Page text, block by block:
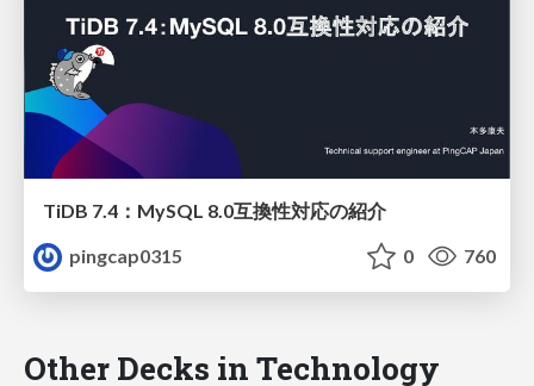
TiDB 7.4：MySQL 8.0互換性対応の紹介
pingcap0315
0 760
Other Decks in Technology